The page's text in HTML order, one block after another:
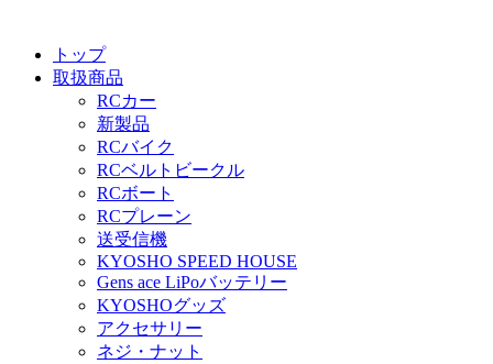
トップ
取扱商品
RCカー
新製品
RCバイク
RCベルトビークル
RCボート
RCプレーン
送受信機
KYOSHO SPEED HOUSE
Gens ace LiPoバッテリー
KYOSHOグッズ
アクセサリー
ネジ・ナット